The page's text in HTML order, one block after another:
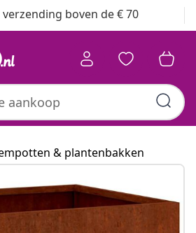
boven de € 70
& plantenbakken